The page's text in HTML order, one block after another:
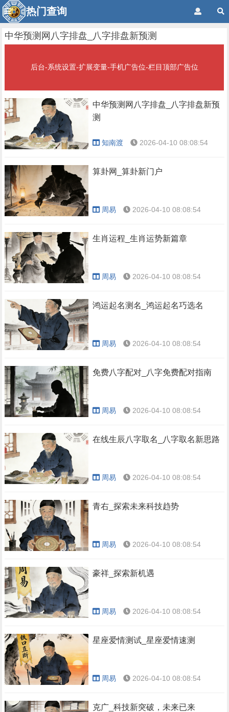
热门查询
中华预测网八字排盘_八字排盘新预测
后台-系统设置-扩展变量-手机广告位-栏目顶部广告位
中华预测网八字排盘_八字排盘新预
测
知南渡 2026-04-10 08:08:54
算卦网_算卦新门户
周易 2026-04-10 08:08:54
生肖运程_生肖运势新篇章
周易 2026-04-10 08:08:54
鸿运起名测名_鸿运起名巧选名
周易 2026-04-10 08:08:54
免费八字配对_八字免费配对指南
周易 2026-04-10 08:08:54
在线生辰八字取名_八字取名新思路
周易 2026-04-10 08:08:54
青右_探索未来科技趋势
周易 2026-04-10 08:08:54
豪祥_探索新机遇
周易 2026-04-10 08:08:54
星座爱情测试_星座爱情速测
周易 2026-04-10 08:08:54
克广_科技新突破，未来已来